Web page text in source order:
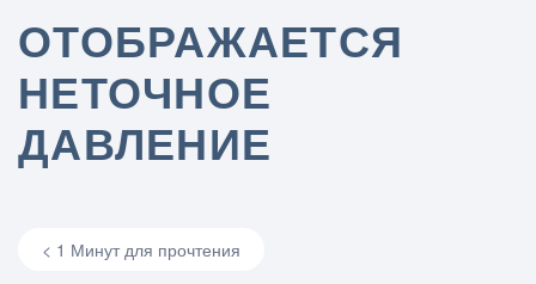
ОТОБРАЖАЕТСЯ
НЕТОЧНОЕ
ДАВЛЕНИЕ
< 1 Минут для прочтения